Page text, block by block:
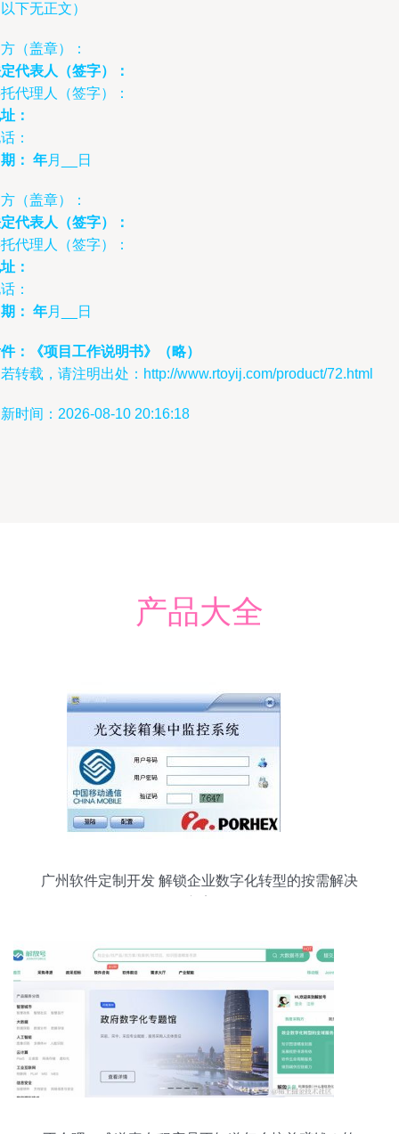
下无正文）
（盖章）：
代表人（签字）：
代理人（签字）：
：
：
： 年月__日
（盖章）：
代表人（签字）：
代理人（签字）：
：
：
： 年月__日
：《项目工作说明书》（略）
转载，请注明出处：http://www.rtoyij.com/product/72.html
时间：2026-08-10 20:16:18
产品大全
广州软件定制开发 解锁企业数字化转型的按需解决